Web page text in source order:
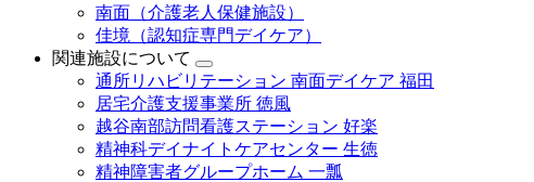
南面（介護老人保健施設）
佳境（認知症専門デイケア）
関連施設について
通所リハビリテーション 南面デイケア 福田
居宅介護支援事業所 徳風
越谷南部訪問看護ステーション 好楽
精神科デイナイトケアセンター 生徳
精神障害者グループホーム 一瓢